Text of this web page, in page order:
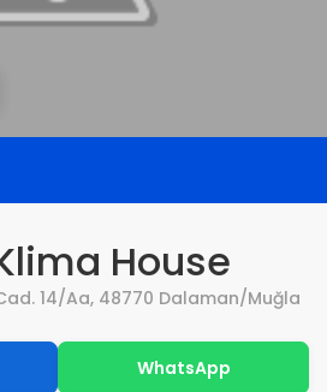
House
14/Aa, 48770 Dalaman/Muğla
WhatsApp